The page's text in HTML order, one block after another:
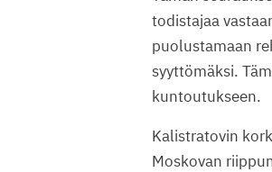
todistajaa
puolustamaan
syyttömäksi.
kuntoutukseen.
Kalistratovin
Moskovan